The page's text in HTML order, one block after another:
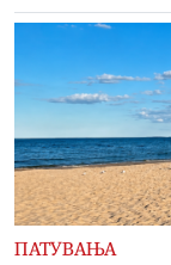
ПАТУВАЊА